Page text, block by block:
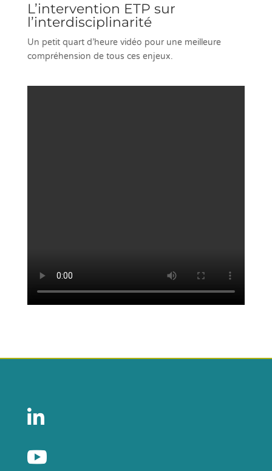
L’intervention ETP sur
l’interdisciplinarité
Un petit quart d’heure vidéo pour une meilleure
compréhension de tous ces enjeux.

